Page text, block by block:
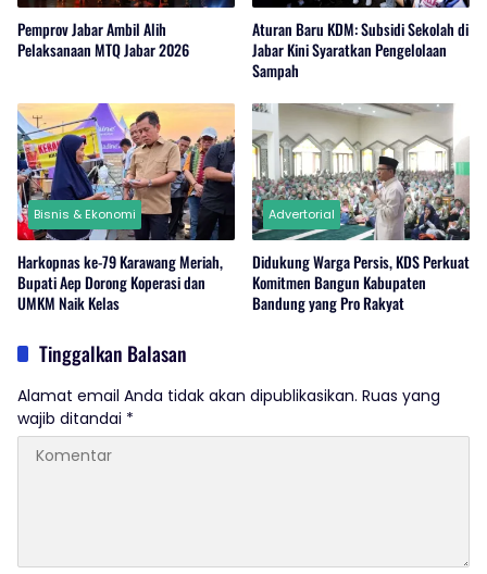
Pemprov Jabar Ambil Alih
Pelaksanaan MTQ Jabar 2026
Aturan Baru KDM: Subsidi Sekolah di
Jabar Kini Syaratkan Pengelolaan
Sampah
Bisnis & Ekonomi
Harkopnas ke-79 Karawang Meriah,
Bupati Aep Dorong Koperasi dan
UMKM Naik Kelas
Advertorial
Didukung Warga Persis, KDS Perkuat
Komitmen Bangun Kabupaten
Bandung yang Pro Rakyat
Tinggalkan Balasan
Alamat email Anda tidak akan dipublikasikan. Ruas yang
wajib ditandai *